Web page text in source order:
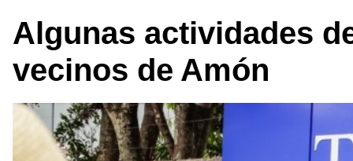
Algunas actividades
vecinos de Amón